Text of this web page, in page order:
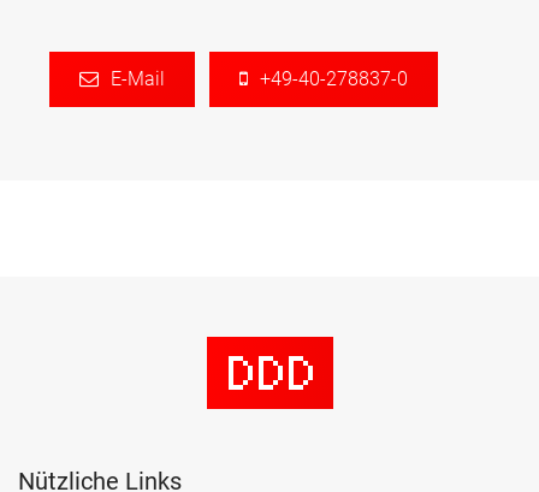
E-Mail +49-40-278837-0
Nützliche Links